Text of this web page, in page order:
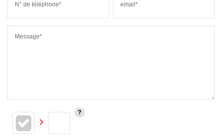
N° de téléphone* email*
Message*